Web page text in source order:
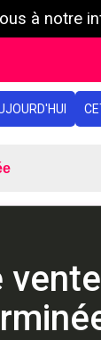
à notre